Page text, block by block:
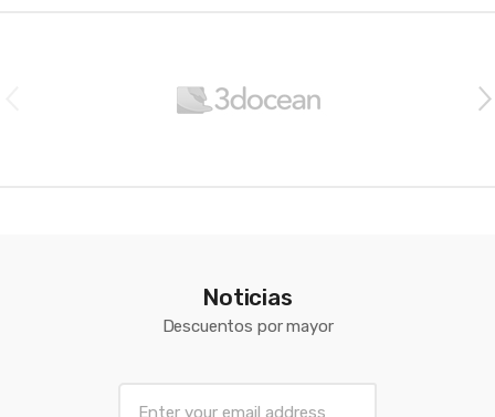
Noticias
Descuentos por mayor